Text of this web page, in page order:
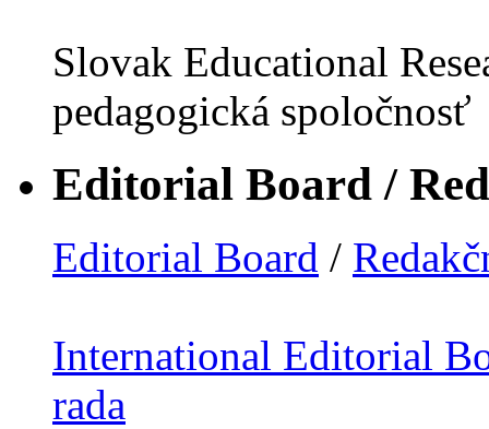
Slovak Educational
pedagogická spoločnosť
Editorial Board /
Editorial Board /
International Editorial
rada